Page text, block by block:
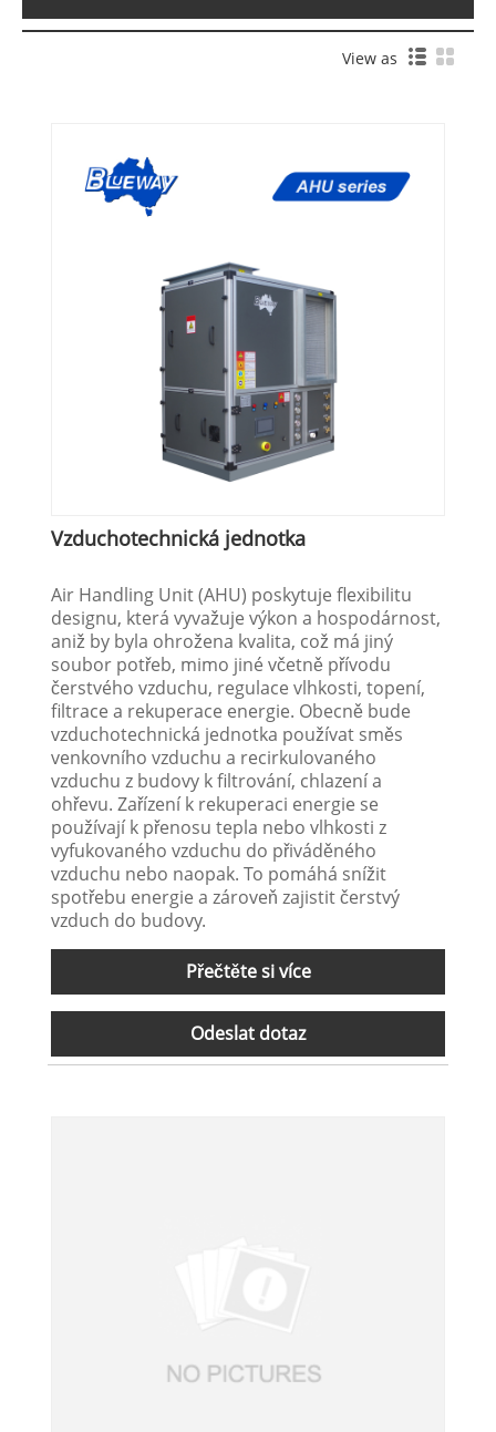
View as
Vzduchotechnická jednotka
Air Handling Unit (AHU) poskytuje flexibilitu
designu, která vyvažuje výkon a hospodárnost,
aniž by byla ohrožena kvalita, což má jiný
soubor potřeb, mimo jiné včetně přívodu
čerstvého vzduchu, regulace vlhkosti, topení,
filtrace a rekuperace energie. Obecně bude
vzduchotechnická jednotka používat směs
venkovního vzduchu a recirkulovaného
vzduchu z budovy k filtrování, chlazení a
ohřevu. Zařízení k rekuperaci energie se
používají k přenosu tepla nebo vlhkosti z
vyfukovaného vzduchu do přiváděného
vzduchu nebo naopak. To pomáhá snížit
spotřebu energie a zároveň zajistit čerstvý
vzduch do budovy.
Přečtěte si více
Odeslat dotaz